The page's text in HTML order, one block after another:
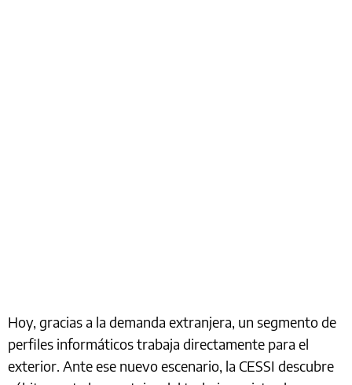
Hoy, gracias a la demanda extranjera, un segmento de
perfiles informáticos trabaja directamente para el
exterior. Ante ese nuevo escenario, la CESSI descubre